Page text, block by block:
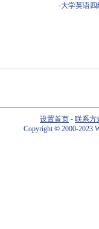
·大学英语
设置首页 - 联系方
Copyright©2000-2023